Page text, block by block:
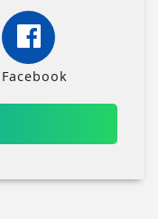
Facebook